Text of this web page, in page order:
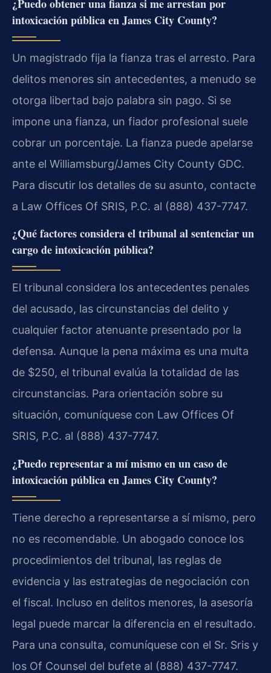
¿Puedo obtener una fianza si me arrestan por
intoxicación pública en James City County?
Un magistrado fija la fianza tras el arresto. Para
delitos menores sin antecedentes, a menudo se
otorga libertad bajo palabra sin pago. Si se
impone una fianza, un fiador profesional suele
cobrar un porcentaje. La fianza puede apelarse
ante el Williamsburg/James City County GDC.
Para discutir los detalles de su asunto, contacte
a Law Offices Of SRIS, P.C. al (888) 437-7747.
¿Qué factores considera el tribunal al sentenciar un
cargo de intoxicación pública?
El tribunal considera los antecedentes penales
del acusado, las circunstancias del delito y
cualquier factor atenuante presentado por la
defensa. Aunque la pena máxima es una multa
de $250, el tribunal evalúa la totalidad de las
circunstancias. Para orientación sobre su
situación, comuníquese con Law Offices Of
SRIS, P.C. al (888) 437-7747.
¿Puedo representar a mí mismo en un caso de
intoxicación pública en James City County?
Tiene derecho a representarse a sí mismo, pero
no es recomendable. Un abogado conoce los
procedimientos del tribunal, las reglas de
evidencia y las estrategias de negociación con
el fiscal. Incluso en delitos menores, la asesoría
legal puede marcar la diferencia en el resultado.
Para una consulta, comuníquese con el Sr. Sris y
los Of Counsel del bufete al (888) 437-7747.